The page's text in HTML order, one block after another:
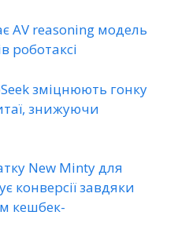
AV reasoning модель
роботаксі
зміцнюють гонку
знижуючи
New Minty для
конверсії завдяки
кешбек-